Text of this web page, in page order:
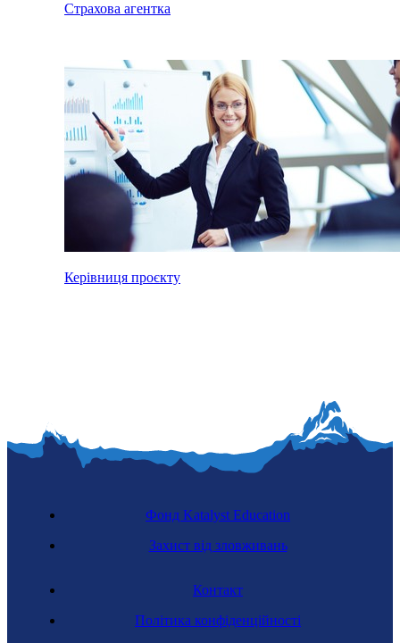
Страхова агентка
Керівниця проєкту
Контакт
Політика конфіденційності
Фонд Katalyst Education
Захист від зловживань